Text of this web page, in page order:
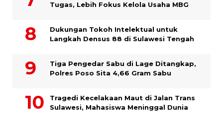
Tugas, Lebih Fokus Kelola Usaha MBG
Dukungan Tokoh Intelektual untuk
Langkah Densus 88 di Sulawesi Tengah
Tiga Pengedar Sabu di Lage Ditangkap,
Polres Poso Sita 4,66 Gram Sabu
Tragedi Kecelakaan Maut di Jalan Trans
Sulawesi, Mahasiswa Meninggal Dunia